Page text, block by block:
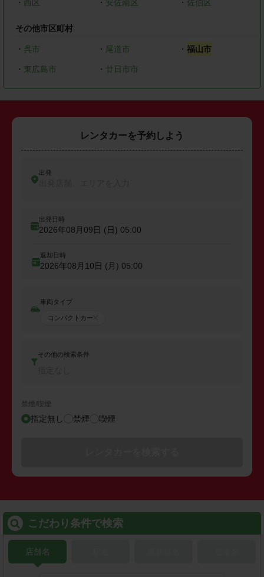
・ 西区 ・ 安佐南区 ・ 佐伯区
その他市区町村
・ 呉市 ・ 尾道市 ・福山市
・ 東広島市 ・ 廿日市市
レンタカーを予約しよう
出発
出発日時
2026年08月09日 (日) 05:00
返却日時
2026年08月10日 (月) 05:00
車両タイプ
コンパクトカー
その他の検索条件
禁煙/喫煙
指定無し 禁煙 喫煙
こだわり条件で検索
店舗名